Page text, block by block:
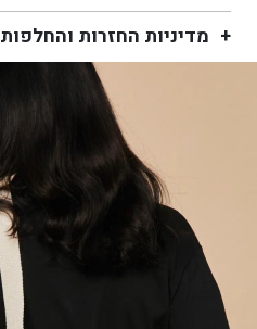
מדיניות החזרות והחלפות